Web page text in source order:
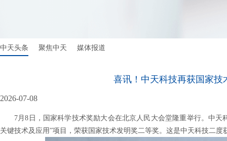
中天头条 聚焦中天 媒体报道
喜讯！中天科技再获国家技
2026-07-08
7月8日，国家科学技术奖励大会在北京人民大会堂隆重举行。中
关键技术及应用”项目，荣获国家技术发明奖二等奖。这是中天科技二度